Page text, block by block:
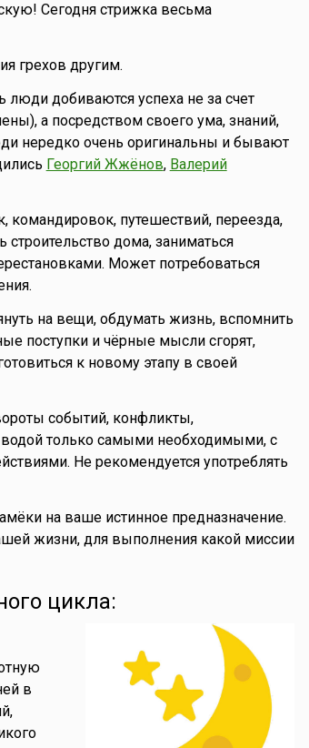
Сегодня стрижка весьма
грехов другим.
добиваются успеха не за счет
а посредством своего ума, знаний,
нередко очень оригинальны и бывают
Георгий Жжёнов, Валерий
командировок, путешествий, переезда,
дома, заниматься
Может потребоваться
на вещи, обдумать жизнь, вспомнить
поступки и чёрные мысли сгорят,
к новому этапу в своей
событий, конфликты,
водой только самыми необходимыми, с
Не рекомендуется употреблять
на ваше истинное предназначение.
жизни, для выполнения какой миссии
цикла:
в